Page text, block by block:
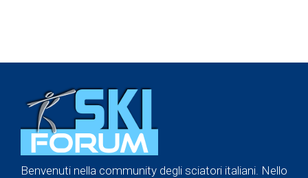
Benvenuti nella community degli sciatori italiani. Nello